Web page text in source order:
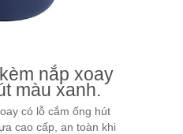
nắp xoay
màu xanh.
có lỗ cắm ống hút
cao cấp, an toàn khi